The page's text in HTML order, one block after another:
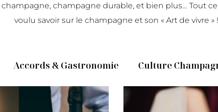
champagne durable, et bien plus… Tout
voulu savoir sur le champagne et son « Art de vivre » !
Accords & Gastronomie Culture